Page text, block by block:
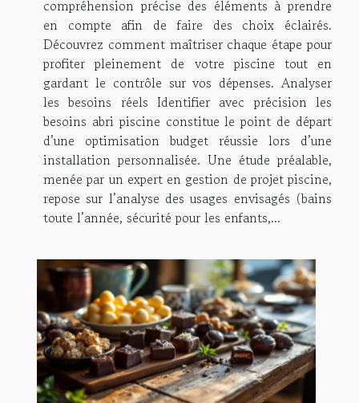
compréhension précise des éléments à prendre
en compte afin de faire des choix éclairés.
Découvrez comment maîtriser chaque étape pour
profiter pleinement de votre piscine tout en
gardant le contrôle sur vos dépenses. Analyser
les besoins réels Identifier avec précision les
besoins abri piscine constitue le point de départ
d’une optimisation budget réussie lors d’une
installation personnalisée. Une étude préalable,
menée par un expert en gestion de projet piscine,
repose sur l’analyse des usages envisagés (bains
toute l’année, sécurité pour les enfants,...